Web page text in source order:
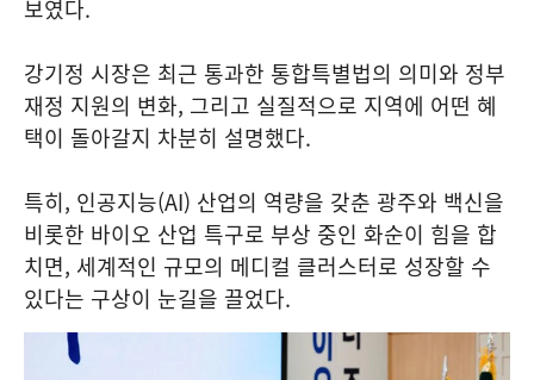
보였다.
강기정 시장은 최근 통과한 통합특별법의 의미와 정부
재정 지원의 변화, 그리고 실질적으로 지역에 어떤 혜
택이 돌아갈지 차분히 설명했다.
특히, 인공지능(AI) 산업의 역량을 갖춘 광주와 백신을
비롯한 바이오 산업 특구로 부상 중인 화순이 힘을 합
치면, 세계적인 규모의 메디컬 클러스터로 성장할 수
있다는 구상이 눈길을 끌었다.